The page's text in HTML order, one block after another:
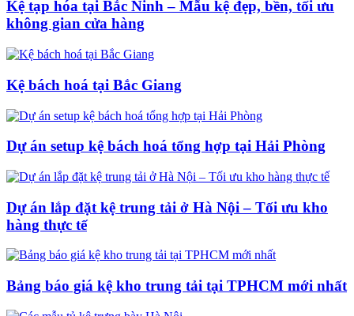
Kệ tạp hóa tại Bắc Ninh – Mẫu kệ đẹp, bền, tối ưu
không gian cửa hàng
Kệ bách hoá tại Bắc Giang
Dự án setup kệ bách hoá tổng hợp tại Hải Phòng
Dự án lắp đặt kệ trung tải ở Hà Nội – Tối ưu kho
hàng thực tế
Bảng báo giá kệ kho trung tải tại TPHCM mới nhất